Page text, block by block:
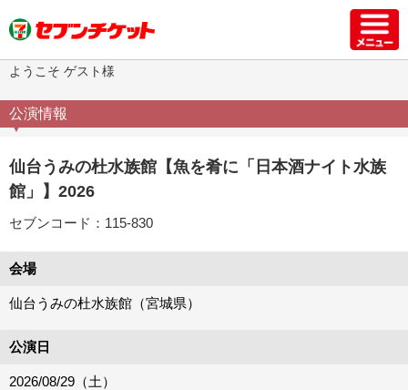
ようこそ ゲスト様
公演情報
仙台うみの杜水族館【魚を肴に「日本酒ナイト水族
館」】2026
セブンコード：115-830
会場
仙台うみの杜水族館（宮城県）
公演日
2026/08/29（土）